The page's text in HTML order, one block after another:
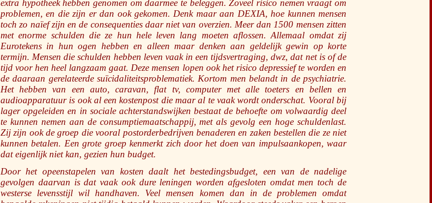
extra hypotheek hebben genomen om daarmee te beleggen. Zoveel risico nemen vraagt om
problemen, en die zijn er dan ook gekomen. Denk maar aan DEXIA, hoe kunnen mensen
toch zo naïef zijn en de consequenties daar niet van overzien. Meer dan 1500 mensen zitten
met enorme schulden die ze hun hele leven lang moeten aflossen. Allemaal omdat zij
Eurotekens in hun ogen hebben en alleen maar denken aan geldelijk gewin op korte
termijn. Mensen die schulden hebben leven vaak in een tijdsvertraging, dwz, dat net is of de
tijd voor hen heel langzaam gaat. Deze mensen lopen ook het risico depressief te worden en
de daaraan gerelateerde suïcidaliteitsproblematiek. Kortom men belandt in de psychiatrie.
Het hebben van een auto, caravan, flat tv, computer met alle toeters en bellen en
audioapparatuur is ook al een kostenpost die maar al te vaak wordt onderschat. Vooral bij
lager opgeleiden en in sociale achterstandswijken bestaat de behoefte om volwaardig deel
te kunnen nemen aan de consumptiemaatschappij, met als gevolg een hoge schuldenlast.
Zij zijn ook de groep die vooral postorderbedrijven benaderen en zaken bestellen die ze niet
kunnen betalen. Een grote groep kenmerkt zich door het doen van impulsaankopen, waar
dat eigenlijk niet kan, gezien hun budget.
Door het opeenstapelen van kosten daalt het bestedingsbudget, een van de nadelige
gevolgen daarvan is dat vaak ook dure leningen worden afgesloten omdat men toch de
westerse levensstijl wil handhaven. Veel mensen komen dan in de problemen omdat